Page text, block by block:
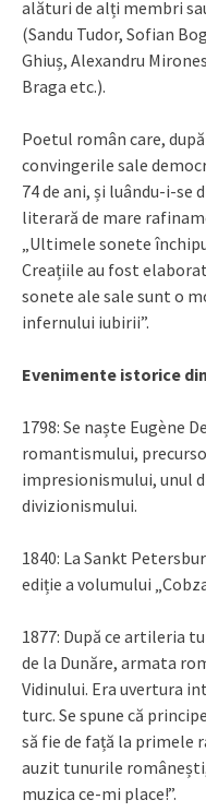
alături de alți membri
(Sandu Tudor, Sofian
Ghiuș, Alexandru
Braga etc.).
Poetul român care,
convingerile sale
74 de ani, și luându-i-se
literară de mare
„Ultimele sonete
Creațiile au fost
sonete ale sale sunt o
infernului iubirii”.
Evenimente istorice
1798: Se naște Eugène
romantismului,
impresionismului, unul
divizionismului.
1840: La Sankt
ediție a volumului
1877: După ce artileria
de la Dunăre, armata
Vidinului. Era uvertura
turc. Se spune că
să fie de față la primele
auzit tunurile
muzica ce-mi place!”.